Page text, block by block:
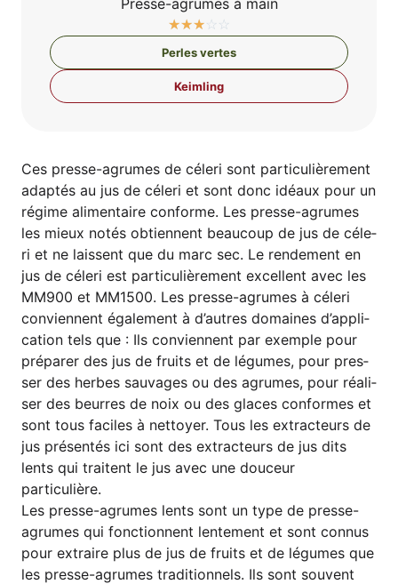
Pres­se-agru­mes à main
☆☆☆☆ ☆
Per­les vertes
Keim­ling
Ces pres­se-agru­mes de céle­ri sont par­ti­cu­liè­re­ment
adap­tés au jus de céle­ri et sont donc idéaux pour un
régime ali­men­tai­re con­for­me. Les pres­se-agru­mes
les mieux notés obti­en­nent beau­coup de jus de céle­
ri et ne lais­sent que du marc sec. Le ren­de­ment en
jus de céle­ri est par­ti­cu­liè­re­ment excel­lent avec les
MM900 et MM1500. Les pres­se-agru­mes à céle­ri
con­vi­en­nent éga­le­ment à d’au­t­res domain­es d’ap­pli­
ca­ti­on tels que : Ils con­vi­en­nent par exemp­le pour
prépa­rer des jus de fruits et de légu­mes, pour pres­
ser des her­bes sau­va­ges ou des agru­mes, pour réa­li­
ser des beur­res de noix ou des glaces con­for­mes et
sont tous faci­les à net­to­y­er. Tous les extra­c­teurs de
jus pré­sen­tés ici sont des extra­c­teurs de jus dits
lents qui trai­tent le jus avec une douceur
particulière.
Les pres­se-agru­mes lents sont un type de pres­se-
agru­mes qui fon­c­tion­nent len­te­ment et sont con­nus
pour extrai­re plus de jus de fruits et de légu­mes que
les pres­se-agru­mes tra­di­ti­onnels. Ils sont sou­vent